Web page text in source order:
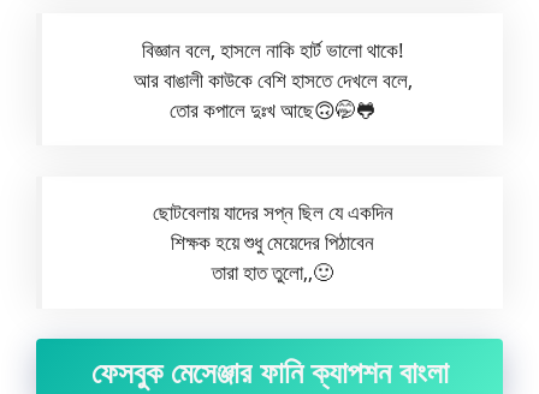
বিজ্ঞান বলে, হাসলে নাকি হার্ট ভালো থাকে!
আর বাঙালী কাউকে বেশি হাসতে দেখলে বলে,
তোর কপালে দুঃখ আছে🙃🤭🐸
ছোটবেলায় যাদের সপ্ন ছিল যে একদিন
শিক্ষক হয়ে শুধু মেয়েদের পিঠাবেন
তারা হাত তুলো,,🙂
ফেসবুক মেসেঞ্জার ফানি ক্যাপশন বাংলা